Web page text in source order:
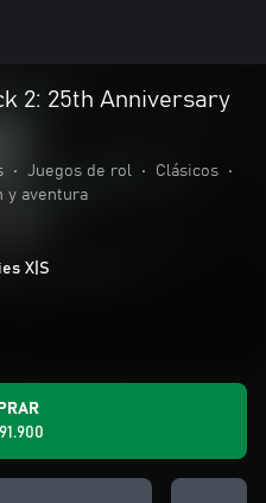
2: 25th Anniversary
• Juegos de rol • Clásicos
•
y aventura
X|S